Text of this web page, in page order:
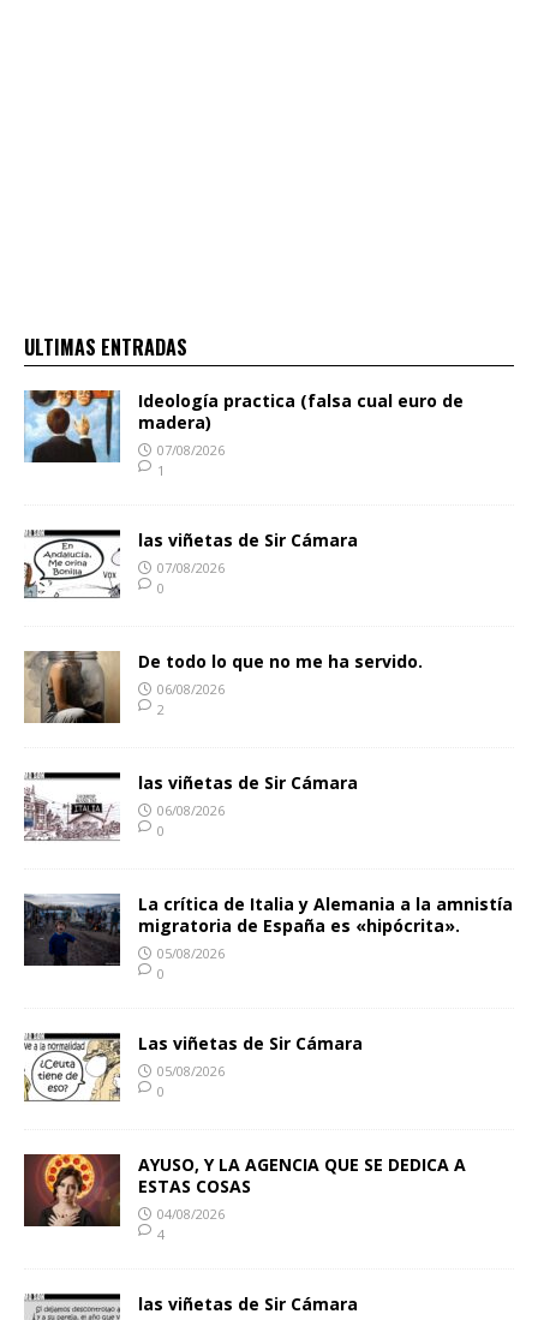
ULTIMAS ENTRADAS
Ideología practica (falsa cual euro de
madera)
07/08/2026
1
las viñetas de Sir Cámara
07/08/2026
0
De todo lo que no me ha servido.
06/08/2026
2
las viñetas de Sir Cámara
06/08/2026
0
La crítica de Italia y Alemania a la amnistía
migratoria de España es «hipócrita».
05/08/2026
0
Las viñetas de Sir Cámara
05/08/2026
0
AYUSO, Y LA AGENCIA QUE SE DEDICA A
ESTAS COSAS
04/08/2026
4
las viñetas de Sir Cámara